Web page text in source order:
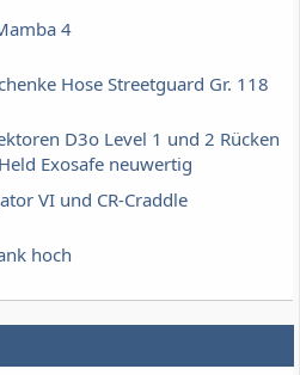
4
Hose Streetguard Gr. 118
D3o Level 1 und 2 Rücken
Exosafe neuwertig
VI und CR-Craddle
hoch